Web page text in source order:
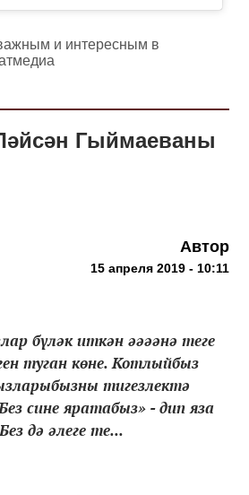
и интересным в
Гыймаеваны
Автор
15 апреля 2019 - 10:11
бүләк иткән әәәәнә теге
туган көне. Котлыйбыз
тигезлектә
сине яратабыз» - дип яза
дә әлеге те...